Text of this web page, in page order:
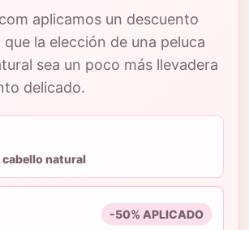
aplicamos un descuento
que la elección de una peluca
sea un poco más llevadera
delicado.
cabello natural
-50% APLICADO